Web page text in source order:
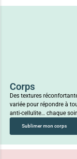
Corps
Des textures
variée pour répondre à
anti-cellulite… chaque
Sublimer mon corps